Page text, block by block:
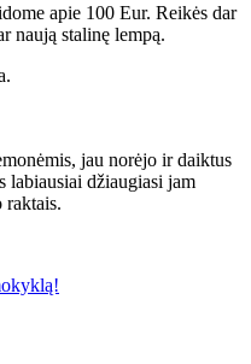
apie 100 Eur. Reikės dar
naują stalinę lempą.
jau norėjo ir daiktus
labiausiai džiaugiasi jam
raktais.